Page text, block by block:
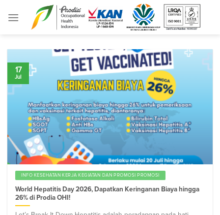
INFO KESEHATAN KERJA KEGIATAN DAN PROMOSI PROMOSI
World Hepatitis Day 2026, Dapatkan Keringanan Biaya hingga
26% di Prodia OHI!
17
Jul